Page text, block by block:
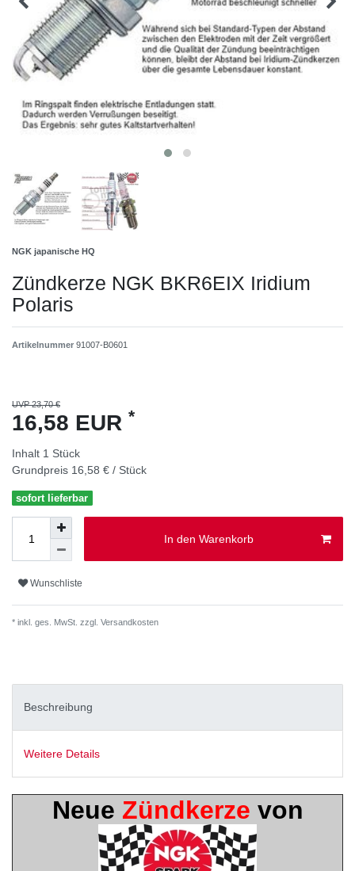
NGK japanische HQ
Zündkerze NGK BKR6EIX Iridium
Polaris
Artikelnummer 91007-B0601
UVP 23,70 €
16,58 EUR *
Inhalt 1 Stück
Grundpreis 16,58 € / Stück
sofort lieferbar
In den Warenkorb
Wunschliste
* inkl. ges. MwSt. zzgl. Versandkosten
Beschreibung
Weitere Details
Neue Zündkerze von